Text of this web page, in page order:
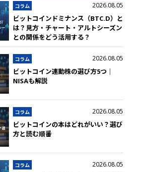
コラム 2026.08.05
ビットコインドミナンス（BTC.D）と
は？見方・チャート・アルトシーズン
との関係をどう活用する？
コラム 2026.08.05
ビットコイン連動株の選び方5つ｜
NISAも解説
コラム 2026.08.05
ビットコインの本はどれがいい？選び
方と読む順番
コラム 2026.08.05